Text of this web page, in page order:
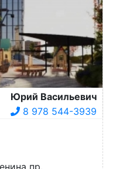
Юрий Васильевич
8 978 544-3939
пр.